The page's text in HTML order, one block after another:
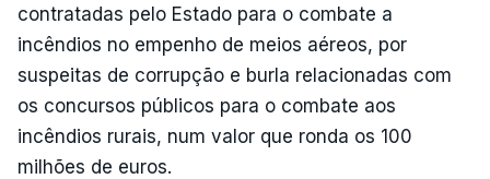
contratadas pelo Estado para o combate a
incêndios no empenho de meios aéreos, por
suspeitas de corrupção e burla relacionadas com
os concursos públicos para o combate aos
incêndios rurais, num valor que ronda os 100
milhões de euros.